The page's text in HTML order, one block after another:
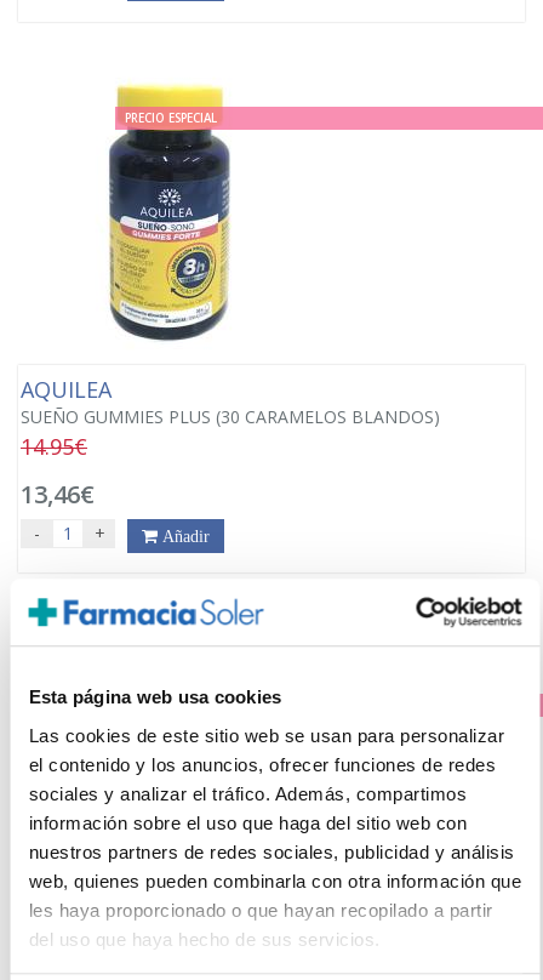
Esta página web usa cookies
Las cookies de este sitio web se usan para personalizar
el contenido y los anuncios, ofrecer funciones de redes
sociales y analizar el tráfico. Además, compartimos
información sobre el uso que haga del sitio web con
nuestros partners de redes sociales, publicidad y análisis
web, quienes pueden combinarla con otra información que
les haya proporcionado o que hayan recopilado a partir
del uso que haya hecho de sus servicios.
PRECIO ESPECIAL
AQUILEA
SUEÑO GUMMIES PLUS (30 CARAMELOS BLANDOS)
14.95€
13,46€
- + Añadir
PRECIO ESPECIAL